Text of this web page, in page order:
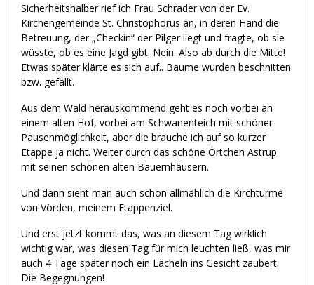
Sicherheitshalber rief ich Frau Schrader von der Ev.
Kirchengemeinde St. Christophorus an, in deren Hand die
Betreuung, der „Checkin“ der Pilger liegt und fragte, ob sie
wüsste, ob es eine Jagd gibt. Nein. Also ab durch die Mitte!
Etwas später klärte es sich auf.. Bäume wurden beschnitten
bzw. gefällt.
Aus dem Wald herauskommend geht es noch vorbei an
einem alten Hof, vorbei am Schwanenteich mit schöner
Pausenmöglichkeit, aber die brauche ich auf so kurzer
Etappe ja nicht. Weiter durch das schöne Örtchen Astrup
mit seinen schönen alten Bauernhäusern.
Und dann sieht man auch schon allmählich die Kirchtürme
von Vörden, meinem Etappenziel.
Und erst jetzt kommt das, was an diesem Tag wirklich
wichtig war, was diesen Tag für mich leuchten ließ, was mir
auch 4 Tage später noch ein Lächeln ins Gesicht zaubert.
Die Begegnungen!